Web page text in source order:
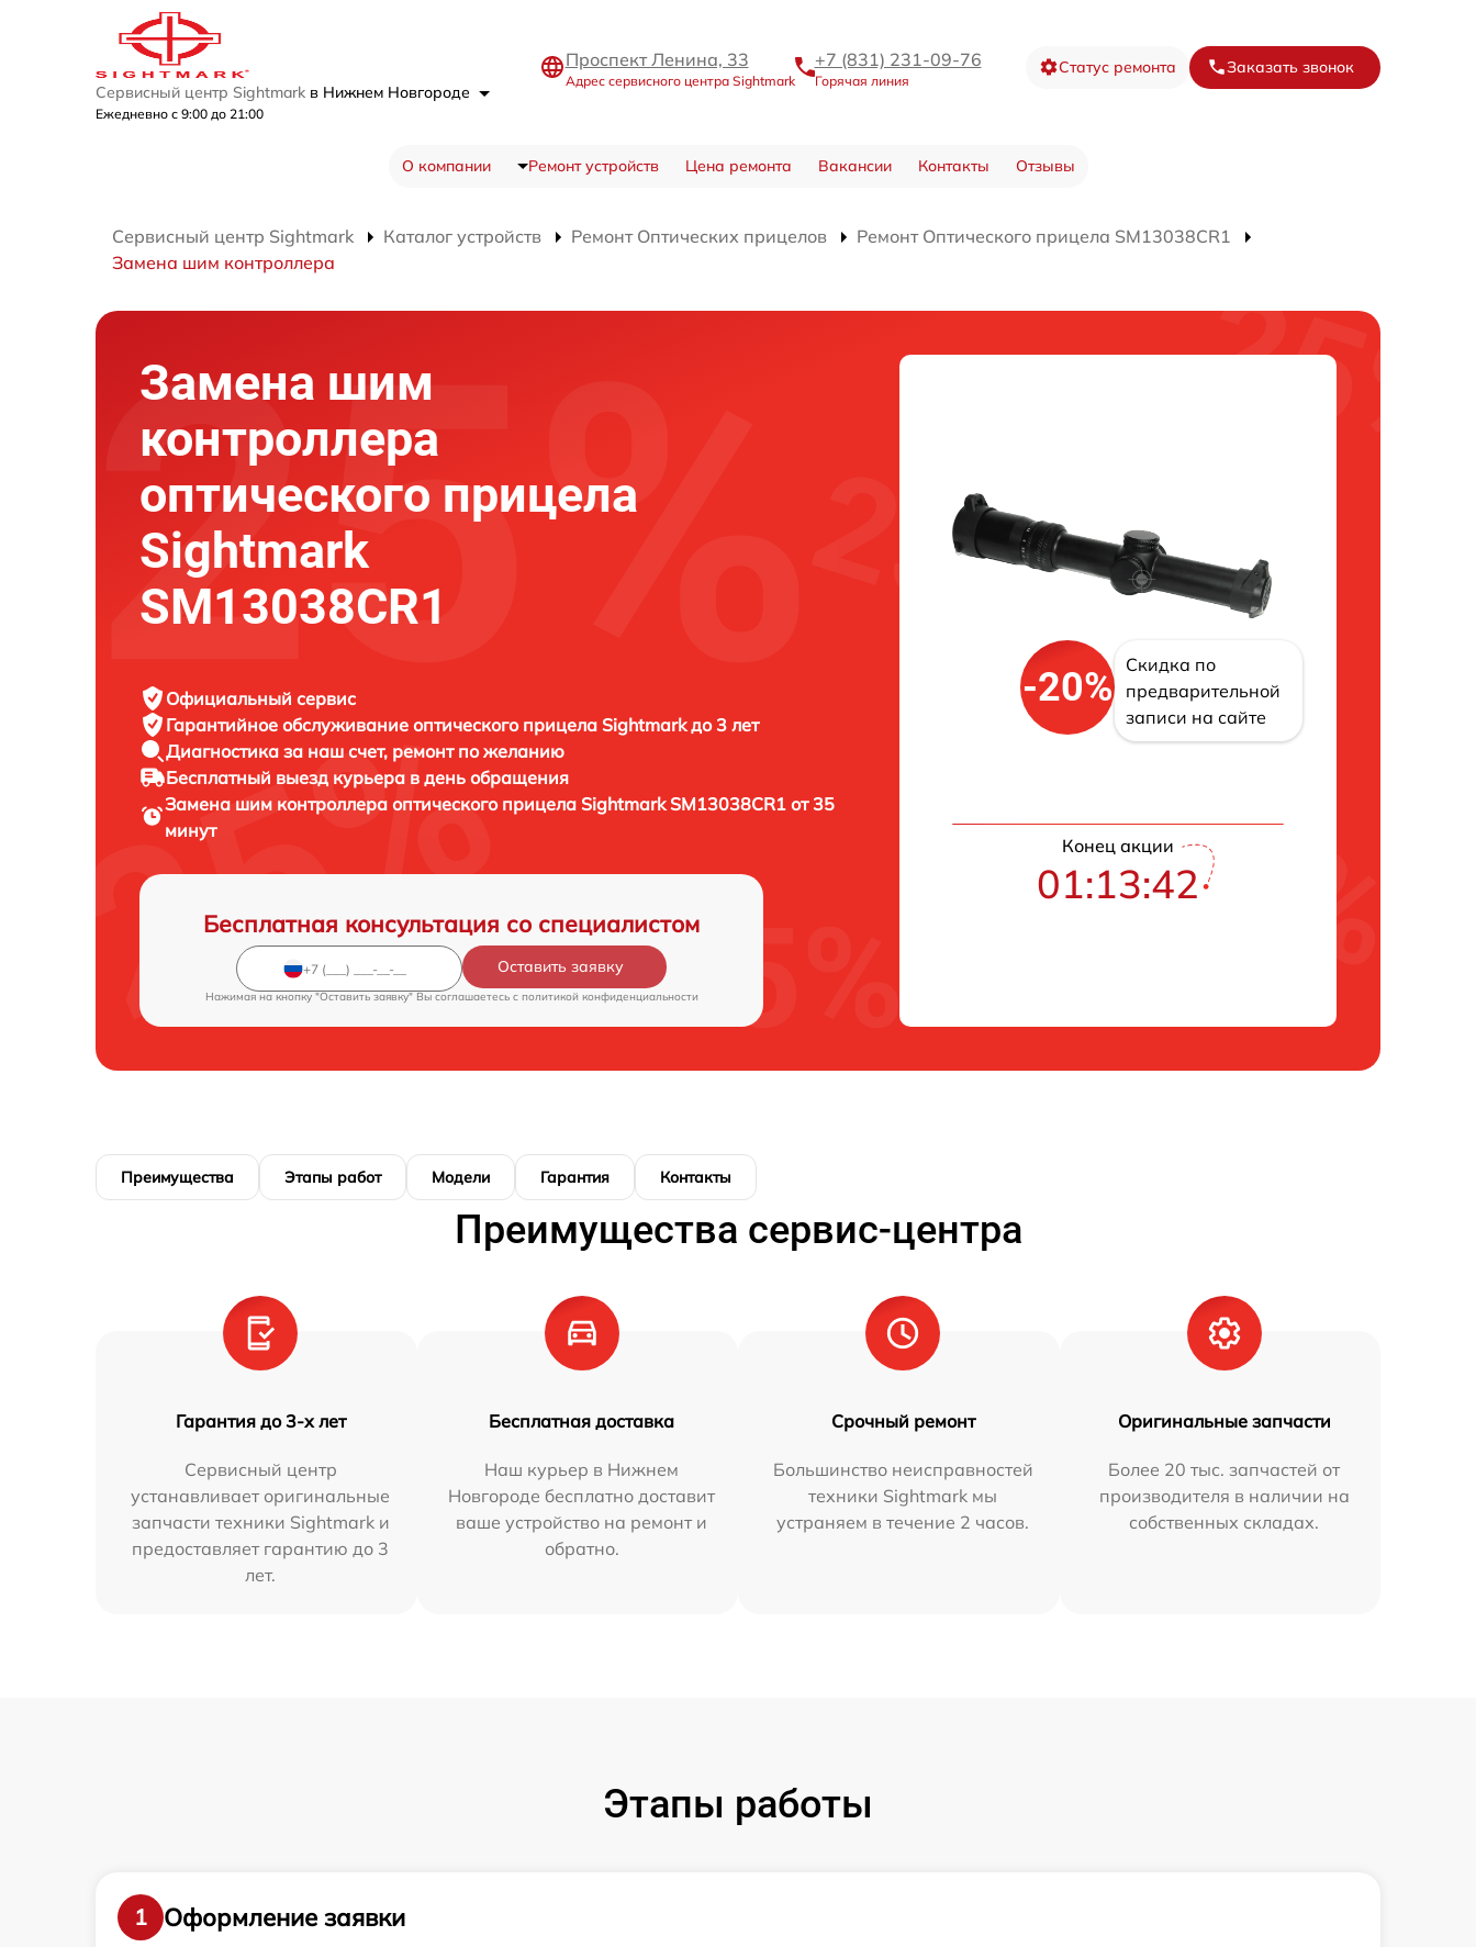
Сервисный центр Sightmark в Нижнем Новгороде
Ежедневно с 9:00 до 21:00
Проспект Ленина, 33
Адрес сервисного центра Sightmark
+7 (831) 231-09-76
Горячая линия
Статус ремонта Заказать звонок
О компании Ремонт устройств Цена ремонта Вакансии Контакты Отзывы
Сервисный центр Sightmark Каталог устройств Ремонт Оптических прицелов
Ремонт Оптического прицела SM13038CR1
Замена шим контроллера
Замена шим
контроллера
оптического прицела
Sightmark
SM13038CR1
Официальный сервис
Гарантийное обслуживание оптического прицела Sightmark до 3 лет
Диагностика за наш счет, ремонт по желанию
Бесплатный выезд курьера в день обращения
Замена шим контроллера оптического прицелаSightmark SM13038CR1 от 35
минут
Бесплатная консультация со специалистом
Оставить заявку
Нажимая на кнопку "Оставить заявку" Вы соглашаетесь c политикой конфиденциальности
-20%
Скидка по
предварительной
записи на сайте
Конец акции
01:13:41
Преимущества Этапы работ Модели Гарантия Контакты
Преимущества сервис-центра
Гарантия до 3-х лет
Сервисный центр
устанавливает оригинальные
запчасти техники Sightmark и
предоставляет гарантию до 3
лет.
Бесплатная доставка
Наш курьер в Нижнем
Новгороде бесплатно доставит
ваше устройство на ремонт и
обратно.
Срочный ремонт
Большинство неисправностей
техники Sightmark мы
устраняем в течение 2 часов.
Оригинальные запчасти
Более 20 тыс. запчастей от
производителя в наличии на
собственных складах.
Этапы работы
1
Оформление заявки